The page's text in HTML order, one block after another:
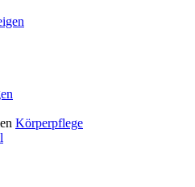
Körperpflege